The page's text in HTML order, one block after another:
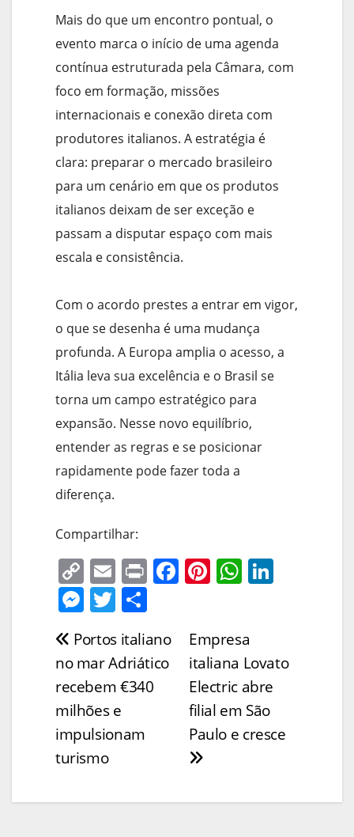
Mais do que um encontro pontual, o
evento marca o início de uma agenda
contínua estruturada pela Câmara, com
foco em formação, missões
internacionais e conexão direta com
produtores italianos. A estratégia é
clara: preparar o mercado brasileiro
para um cenário em que os produtos
italianos deixam de ser exceção e
passam a disputar espaço com mais
escala e consistência.
Com o acordo prestes a entrar em vigor,
o que se desenha é uma mudança
profunda. A Europa amplia o acesso, a
Itália leva sua excelência e o Brasil se
torna um campo estratégico para
expansão. Nesse novo equilíbrio,
entender as regras e se posicionar
rapidamente pode fazer toda a
diferença.
Compartilhar:
C
o
p
y
Li
n
k
E
m
ai
l
Pr F
e
b
o
o
k
Pi
e
st
W
s
A
p
p
dI
M
ss
e
n
g
er
T
w
itt
er
ar
e
Navegação
de
Post
Empresa
italiana Lovato
Electric abre
filial em São
Paulo e cresce
Portos italiano
no mar Adriático
recebem €340
milhões e
impulsionam
turismo